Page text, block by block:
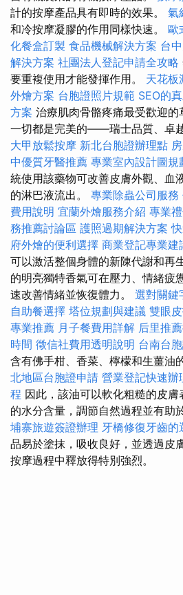
計的按摩產品具有即時的效果。 氣
和冷按摩凝膠的作用同樣快速。 歐
化餐盒訂製 食品機械解決方案 台
解決方案 社團法人登記申請全攻略
要重複使用才能發揮作用。 天花板
外燴方案 台胞證照片規範 SEO的
方案 治療肌肉骨骼疼痛最受歡迎
一切都是完美的——瑞士品質、卓
大甲放鬆按摩 新北台胞證辦理點
中優質牙醫推薦 專業室內設計圖規
統使用該藥物可改善皮膚外觀、血
的淋巴液流出。 專業除蟲公司服務
費用說明 宜蘭外燴服務介紹 專業
務推薦討論區 護照過期解決方案
府外燴的便利選擇 商業登記專業建
可以激活整個身體的新陳代謝和再
的明亮獨特香氣可在壓力、情緒疲
速改善情緒並恢復體力。 選對關鍵
自助餐選擇 塔位規劃與建議 雙眼
專業推薦 月子餐費用詳解 后里推
時間 徵信社費用透明說明 台南台
含有佛手柑、香菜、檸檬和生薑油
北地區台胞證申請 營業登記快速辦
程 因此，該油可以軟化粗糙的皮
的水分含量，調節自然過程並有助
埔寨旅遊簽證辦理 牙橋修復牙齒的
品易於塗抹，吸收良好，並透過皮
按摩過程中釋放得特別強烈。